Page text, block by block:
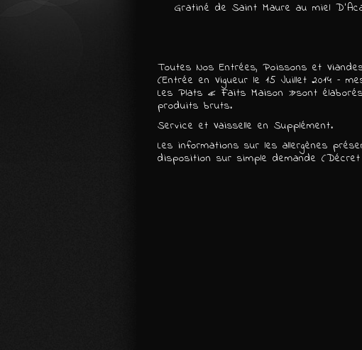
Gratiné de Saint Maure au miel
Toutes Nos Entrées, Poissons et
(Entrée en Vigueur le 15 Juillet 2014 –
Les Plats « Faits Maison »sont
produits bruts.
Service et Vaisselle en Supplément.
Les informations sur les allergènes
disposition sur simple demande (Décret